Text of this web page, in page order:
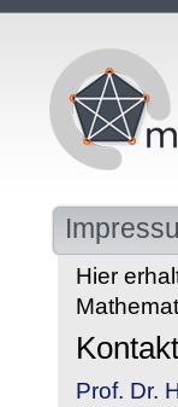
Hier
Kontakt
Prof. Dr.